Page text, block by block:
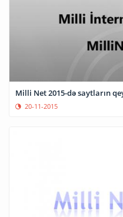
Milli Net 2015-də saytların
20-11-2015